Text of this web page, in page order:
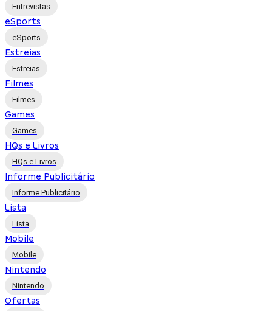
Entrevistas
eSports
eSports
Estreias
Estreias
Filmes
Filmes
Games
Games
HQs e Livros
HQs e Livros
Informe Publicitário
Informe Publicitário
Lista
Lista
Mobile
Mobile
Nintendo
Nintendo
Ofertas